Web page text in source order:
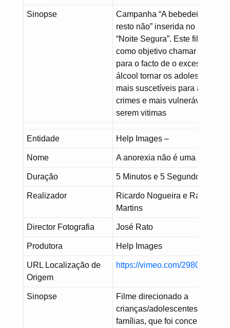
Sinopse
Campanha “A bebedeira
resto não” inserida no
“Noite Segura”. Este filme tem
como objetivo chamar a
para o facto de o excesso de
álcool tornar os adolescentes
mais suscetíveis para a prática
crimes e mais vulneráveis para
serem vitimas
Entidade Help Images –
Nome A anorexia não é uma mania
Duração 5 Minutos e 5 Segundos
Realizador
Ricardo Nogueira e Raquel
Martins
Director Fotografia José Rato
Produtora Help Images
URL Localização de
Origem
https://vimeo.com/298044255
Sinopse
Filme direcionado a
crianças/adolescentes e suas
famílias, que foi concebido